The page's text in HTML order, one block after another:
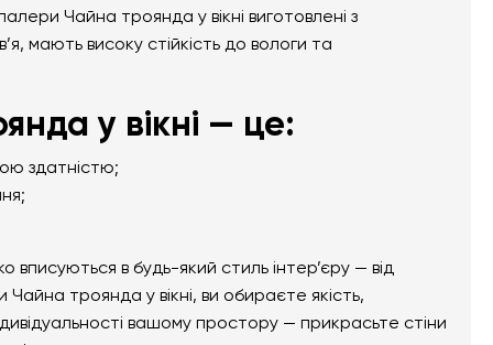
Чайна троянда у вікні виготовлені з
мають високу стійкість до вологи та
у вікні — це:
здатністю;
в будь-який стиль інтер’єру — від
троянда у вікні, ви обираєте якість,
вашому простору — прикрасьте стіни